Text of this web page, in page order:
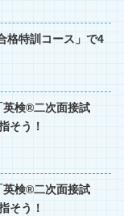
格特訓コース」で4
英検®二次面接試
そう！
英検®二次面接試
そう！